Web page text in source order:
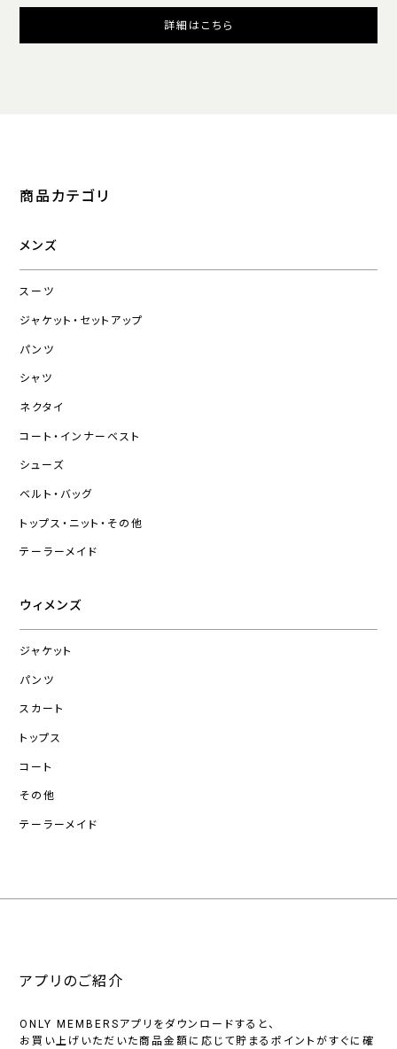
詳細はこちら
商品カテゴリ
メンズ
スーツ
ジャケット・セットアップ
パンツ
シャツ
ネクタイ
コート・インナーベスト
シューズ
ベルト・バッグ
トップス・ニット・その他
テーラーメイド
ウィメンズ
ジャケット
パンツ
スカート
トップス
コート
その他
テーラーメイド
アプリのご紹介
ONLY MEMBERSアプリをダウンロードすると、
お買い上げいただいた商品金額に応じて貯まるポイントがすぐに確